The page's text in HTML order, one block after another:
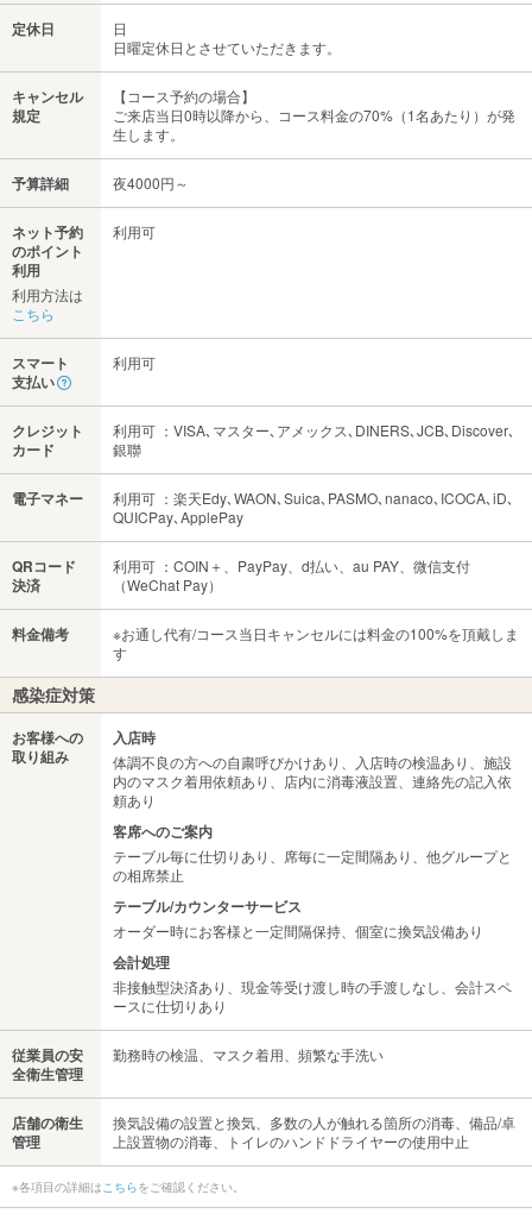
定休日
日
日曜定休日とさせていただきます。
キャンセル
規定
【コース予約の場合】
ご来店当日0時以降から、コース料金の70%（1名あたり）が発
生します。
予算詳細 夜4000円～
ネット予約
のポイント
利用
利用方法は
こちら
利用可
スマート
支払い
利用可
クレジット
カード
利用可 ：VISA､マスター､アメックス､DINERS､JCB､Discover､
銀聯
電子マネー
利用可 ：楽天Edy､WAON､Suica､PASMO､nanaco､ICOCA､iD､
QUICPay､ApplePay
QRコード
決済
利用可 ：COIN＋、PayPay、d払い、au PAY、微信支付
（WeChat Pay）
料金備考
※お通し代有/コース当日キャンセルには料金の100%を頂戴しま
す
感染症対策
お客様への
取り組み
入店時
体調不良の方への自粛呼びかけあり、入店時の検温あり、施設
内のマスク着用依頼あり、店内に消毒液設置、連絡先の記入依
頼あり
客席へのご案内
テーブル毎に仕切りあり、席毎に一定間隔あり、他グループと
の相席禁止
テーブル/カウンターサービス
オーダー時にお客様と一定間隔保持、個室に換気設備あり
会計処理
非接触型決済あり、現金等受け渡し時の手渡しなし、会計スペ
ースに仕切りあり
従業員の安
全衛生管理
勤務時の検温、マスク着用、頻繁な手洗い
店舗の衛生
管理
換気設備の設置と換気、多数の人が触れる箇所の消毒、備品/卓
上設置物の消毒、トイレのハンドドライヤーの使用中止
※各項目の詳細はこちらをご確認ください。